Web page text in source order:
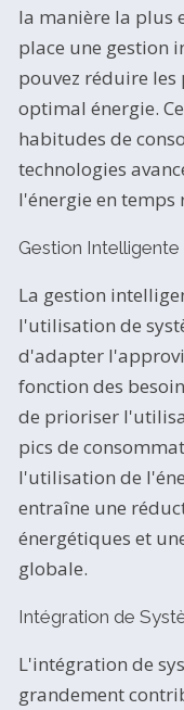
la manière la plus
place une gestion
pouvez réduire les
optimal énergie.
habitudes de
technologies
l'énergie en temps
Gestion Intelligente
La gestion
l'utilisation de
d'adapter
fonction des
de prioriser
pics de
l'utilisation de
entraîne une
énergétiques et
globale.
Intégration de
L'intégration de
grandement